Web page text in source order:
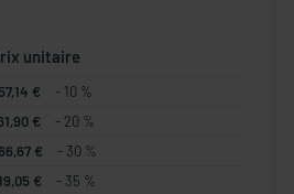
unitaire
€
- 10 %
€
- 20 %
€
- 30 %
€ - 35 %